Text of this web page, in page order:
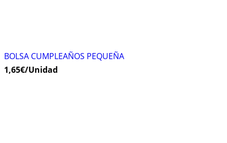
BOLSA CUMPLEAÑOS PEQUEÑA
1,65€/Unidad